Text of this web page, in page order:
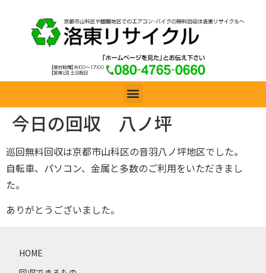
今日の回収 八ノ坪
巡回無料回収は京都市山科区の音羽八ノ坪地区でした。
自転車、パソコン、金属と多数のご利用をいただきまし
た。
ありがとうございました。
HOME